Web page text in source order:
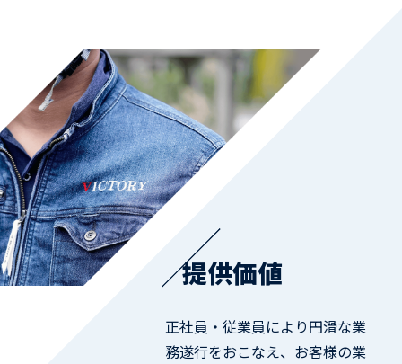
提供価値
正社員・従業員により円滑な業
務遂行をおこなえ、お客様の業